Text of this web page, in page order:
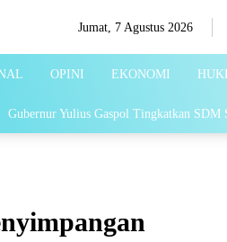
Jumat, 7 Agustus 2026
OPINI EKONOMI
Gubernur Yulius Gaspol Tingkatkan